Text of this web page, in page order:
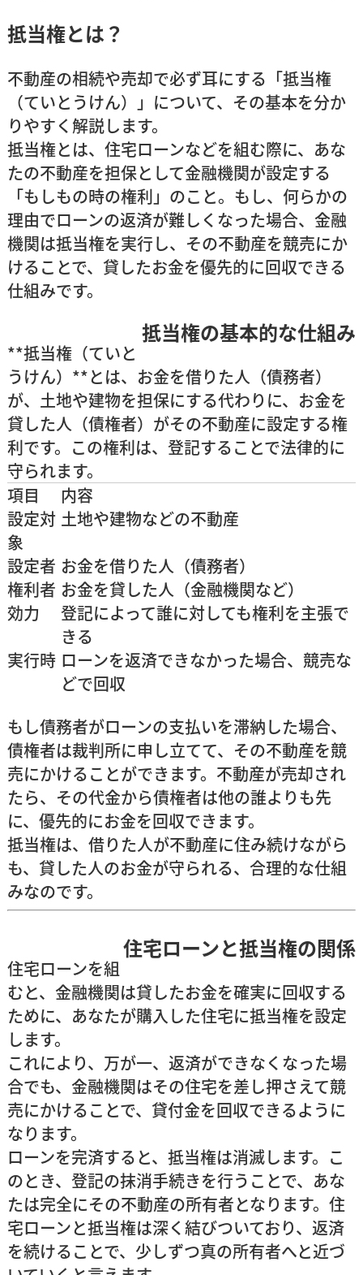
抵当権とは？
不動産の相続や売却で必ず耳にする「抵当権
（ていとうけん）
」について、その基本を分か
りやすく解説します。
抵当権とは、住宅ローンなどを組む際に、あな
たの不動産を担保として金融機関が設定する
「もしもの時の権利 」のこと。もし、何らかの
理由でローンの返済が難しくなった場合、金融
機関は抵当権を実行し、その不動産を競売にか
けることで、貸したお金を優先的に回収できる
仕組みです。
抵当権の基本的な仕組み
**抵当権（ていと
うけん）**とは、お金を借りた人（債務者）
が、土地や建物を担保にする代わりに、お金を
貸した人（債権者）がその不動産に設定する権
利です。この権利は、 登記することで法律的に
守られます。
項目
内容
設定対
象
土地や建物などの不動産
設定者 お金を借りた人（債務者）
権利者 お金を貸した人（金融機関など）
効力
登記によって誰に対しても権利を主張で
きる
実行時 ローンを返済できなかった場合、競売な
どで回収
もし債務者がローンの支払いを滞納した場合、
債権者は裁判所に申し立てて、その不動産を競
売にかけることができます。不動産が売却され
たら、その代金から債権者は他の誰よりも先
に、優先的にお金を回収できます。
抵当権は、借りた人が不動産に住み続けながら
も、貸した人のお金が守られる、合理的な仕組
みなのです。
住宅ローンと抵当権の関係
住宅ローンを組
むと、金融機関は貸したお金を確実に回収する
ために、あなたが購入した住宅に抵当権を設定
します。
これにより、万が一、返済ができなくなった場
合でも、金融機関はその住宅を差し押さえて競
売にかけることで、貸付金を回収できるように
なります。
ローンを完済すると、抵当権は消滅します。こ
のとき、登記の抹消手続きを行うことで、あな
たは完全にその不動産の所有者となります。住
宅ローンと抵当権は深く結びついており、返済
を続けることで、少しずつ真の所有者へと近づ